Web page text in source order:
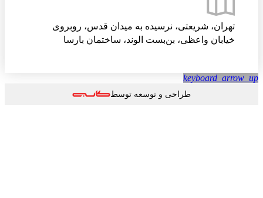
تهران، شریعتی، نرسیده به میدان قدس، روبروی
خیابان واعظی، بن‌بست الوند، ساختمان بارسا
طراحی و توسعه توسط